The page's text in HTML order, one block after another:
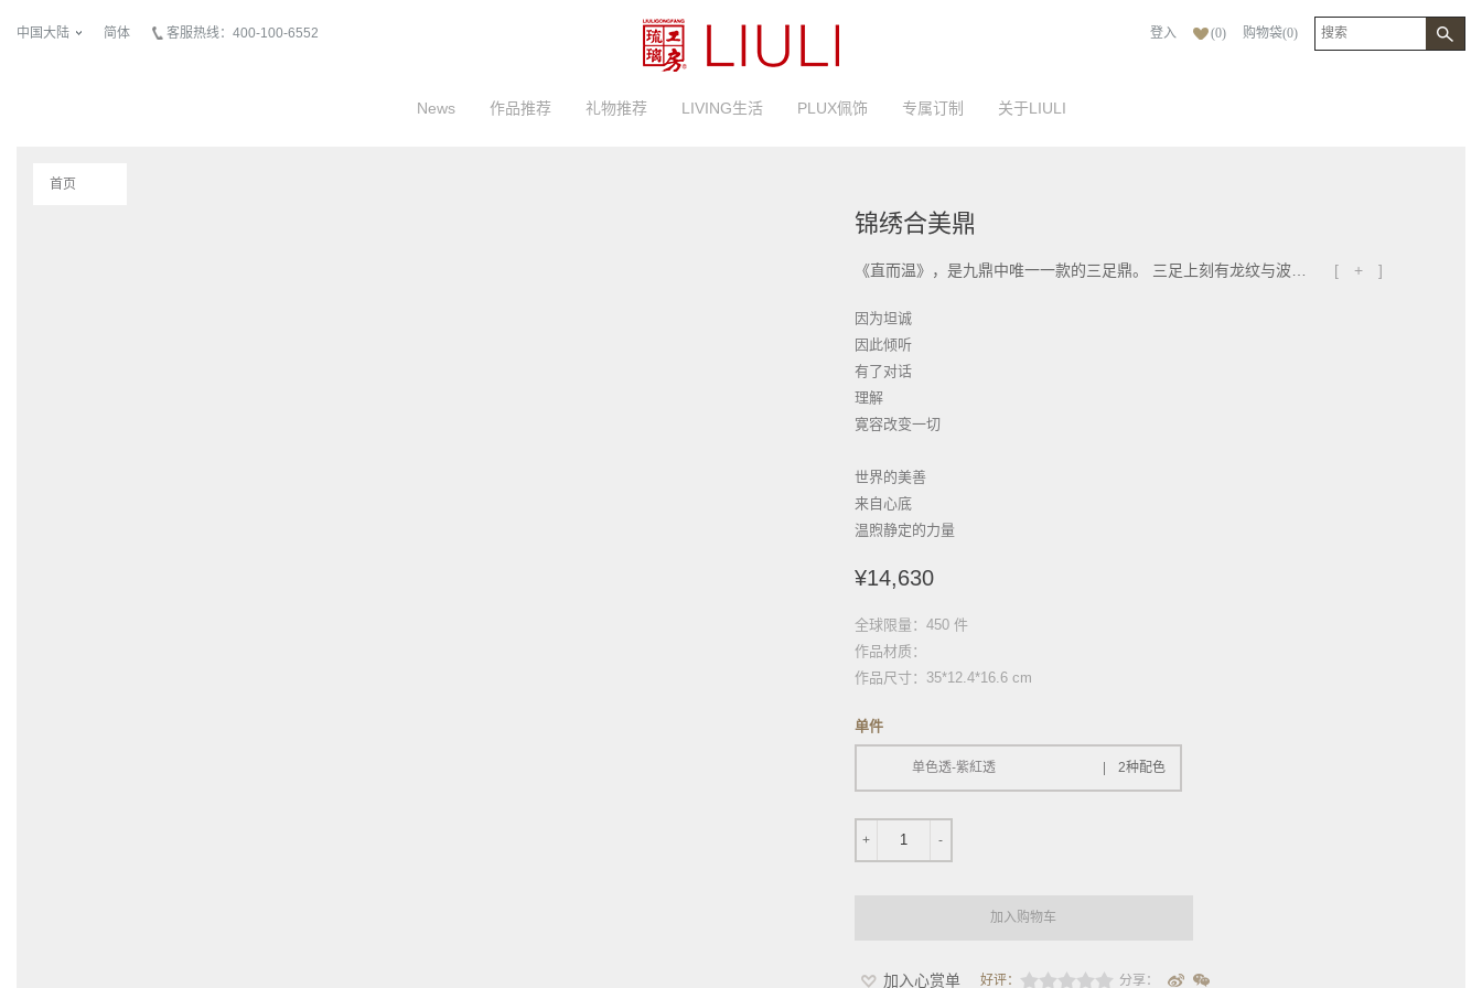
中国大陆 简体 客服热线：400-100-6552 登入 (0) 购物袋(0)
News 作品推荐 礼物推荐 LIVING生活 PLUX佩饰 专属订制 关于LIULI
首页
锦绣合美鼎
《直而温》，是九鼎中唯一一款的三足鼎。 三足上刻有龙纹与波纹，有「龙现而云雨至」意涵。 古有龙现兴云雨，云雨利万物的说法， 因此有万事具备，水到渠成的吉祥祝福。 而鼎身的笔直设计，灵感来源是「桥」， 桥，沟通的媒介， 是聆听与广纳各方， 是步步相聚一起， 最终在中心，在圆里， 汇聚一个相容并蓄的圆满。 直而温，正直诚心且友善温润。 所以在《直而温》的整体设计上， 以桥、寓意了正直坦率， 并因诚心，四方来聚 鼎足的波纹和龙纹， 它的功到自然成， 温润并蓄地，向中心蕴纳一个圆满。 [ + ]
因为坦诚
因此倾听
有了对话
理解
寛容改变一切
世界的美善
来自心底
温煦静定的力量
¥14,630
全球限量：450 件
作品材质：
作品尺寸：35*12.4*16.6 cm
单件
单色透-紫紅透 2种配色
+ 1 -
加入购物车
加入心赏单 好评： 分享：